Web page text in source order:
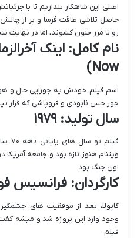
اصلی این شاهکار بندازیم تا با
حاصل تلاشی طاقت فرسا و پر از
رو تا مرز جنون کشوند، اما در نهایت
نام کامل:
Now)
اسم فیلم خودش یه جورایی حال و
جور حس نابودی و فروپاشی که
سال تولید: ۱۹۷۹
ویتنام هنوز تازه بود و جامعه
اون جنگ بود.
کارگردان: فرانسیس
کاپولا، بعد از موفقیت های چشمگیر
وجود وارد این پروژه شد و میشه
فیلم.